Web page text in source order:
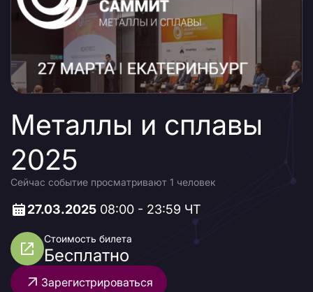
Металлы и сплавы
2025
Сейчас событие просматривают 1 человек
27.03.2025 08:00 - 23:59 ЧТ
Стоимость билета
Бесплатно
Зарегистрироваться